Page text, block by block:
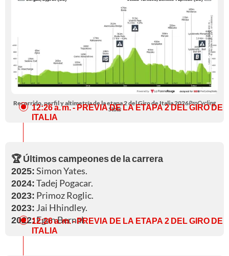
Recorrido, perfil y altimetría de la etapa 2 del Giro de Italia 2026ProCycling
Stats
12:26 a. m.- PREVIA DE LA ETAPA 2 DEL GIRO DE
ITALIA
🏆 Últimos campeones de la carrera
2025:Simon Yates.
2024:Tadej Pogacar.
2023: Primoz Roglic.
2023: Jai Hhindley.
2022:Egan Bernal.
12:26 a. m.- PREVIA DE LA ETAPA 2 DEL GIRO DE
ITALIA